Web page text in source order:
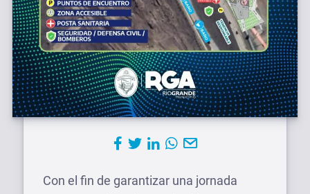
Con el fin de garantizar una jornada